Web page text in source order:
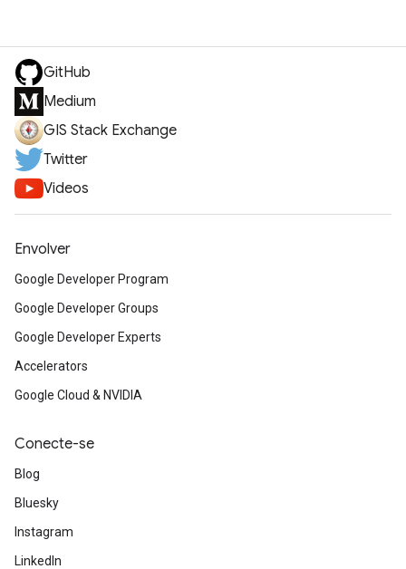
GitHub
Medium
GIS Stack Exchange
Twitter
Videos
Envolver
Google Developer Program
Google Developer Groups
Google Developer Experts
Accelerators
Google Cloud & NVIDIA
Conecte-se
Blog
Bluesky
Instagram
LinkedIn